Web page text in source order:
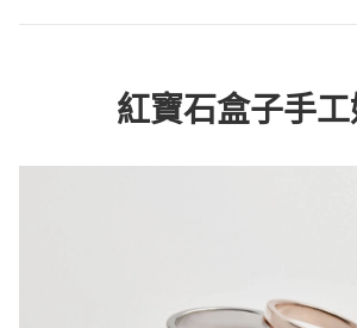
紅寶石盒子手